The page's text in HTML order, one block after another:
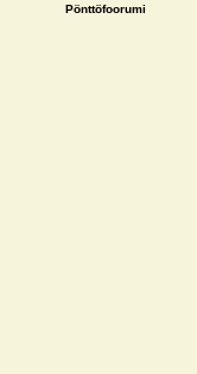
Pönttöfoorumi